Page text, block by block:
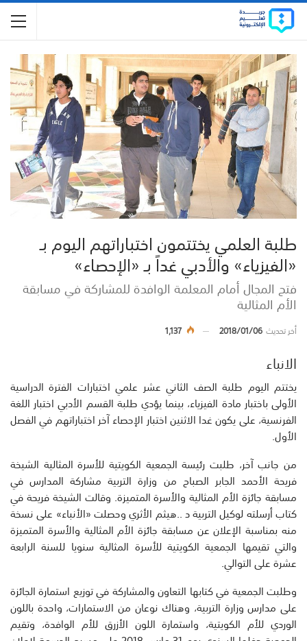
طلبة العلمي يختتمون اختباراتهم اليوم بـ
«الفيزياء» والأدبي غداً بـ «الإحصاء»
فتح المجال أمام المعلمة الوافدة للمشاركة في مسابقة
الأم المثالية
أخر تحديث2018/01/06
1,137
الانباء
يختتم اليوم طلبة الصف الثاني عشر علمي اختبارات الفترة الدراسية
الأولى باختبار مادة الفيزياء، بينما يؤدي طلبة القسم الأدبي اختبار اللغة
الفرنسية، على يكون غدا الاثنين اختبار الإحصاء آخر اختباراتهم في الفصل
الأول.
من جانب آخر، طلبت رئيسة الجمعية الكويتية للأسرة المثالية الشيخة
فريحة الأحمد الجابر الصباح من وزارة التربية مشاركة المدارس في
مسابقة جائزة الأم المثالية والأسرة المتميزة. وقالت الشيخة فريحة في
كتاب أرسلته لوكيل التربية د ..هيثم الأثري وحصلت «الأنباء» على نسخة
منه بمناسبة الإعلان عن مسابقة جائزة الأم المثالية والأسرة المتميزة
والتي تقيمها الجمعية الكويتية للأسرة المثالية سنويا للسنة الرابعة
عشرة على التوالي.
وطلبت الجمعية في كتابها التعاون والمشاركة في توزيع استمارة الجائزة
على مدارس وزارة التربية، وهناك نوعان من الاستمارات، واحدة باللون
الوردي للأم الكويتية، واستمارة اللون الأزرق للأم الوافدة، وتقيم